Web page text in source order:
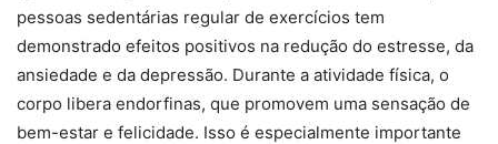
pessoas sedentárias regular de exercícios tem
demonstrado efeitos positivos na redução do estresse, da
ansiedade e da depressão. Durante a atividade física, o
corpo libera endorfinas, que promovem uma sensação de
bem-estar e felicidade. Isso é especialmente importante